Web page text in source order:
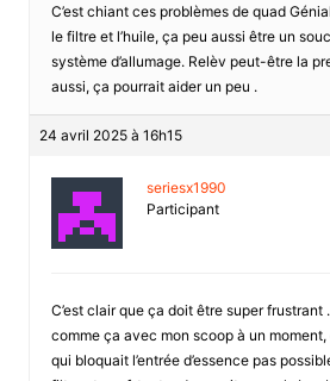
C’est chiant ces problèmes de quad
le filtre et l’huile, ça peu aussi être un
système d’allumage. Relèv peut-être la
aussi, ça pourrait aider un peu .
24 avril 2025 à 16h15
seriesx1990
Participant
C’est clair que ça doit être super frustrant
comme ça avec mon scoop à un moment,
qui bloquait l’entrée d’essence pas